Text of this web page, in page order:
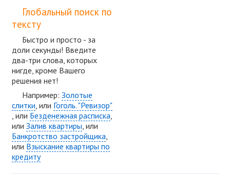
Глобальный поиск по
тексту
Быстро и просто - за
доли секунды! Введите
два-три слова, которых
нигде, кроме Вашего
решения нет!
Например: Золотые
слитки, или Гоголь. "Ревизор"
, или Безденежная расписка,
или Залив квартиры, или
Банкротство застройщика,
или Взыскание квартиры по
кредиту